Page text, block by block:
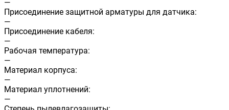
—
Присоединение защитной арматуры для датчика:
—
Присоединение кабеля:
—
Рабочая температура:
—
Материал корпуса:
—
Материал уплотнений:
—